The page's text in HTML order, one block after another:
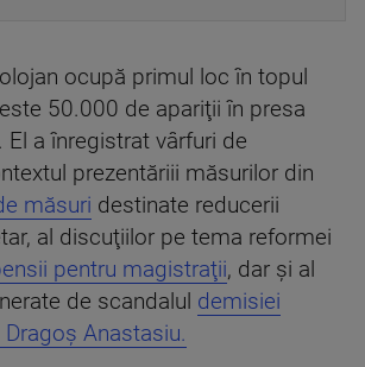
ocupă primul loc în topul
50.000 de apariţii în presa
El a înregistrat vârfuri de
prezentăriii măsurilor din
măsuri destinate reducerii
al discuţiilor pe tema reformei
pentru magistraţii, dar şi al
de scandalul demisiei
Anastasiu.